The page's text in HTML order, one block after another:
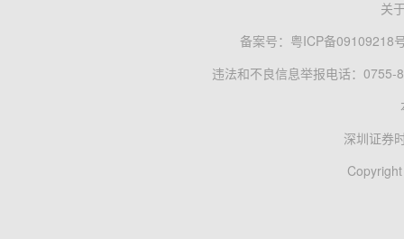
关
备案号： 粤ICP备09109218
违法和不良信息举报电话：0755-
深圳证券